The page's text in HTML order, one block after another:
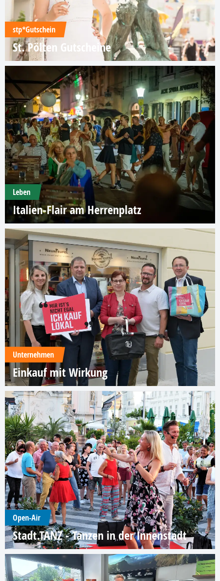
stp*Gutschein
St. Pölten Gutscheine
Leben
Italien-Flair am Herrenplatz
Unternehmen
Einkauf mit Wirkung
Open-Air
Stadt.TANZ - Tanzen in der Innenstadt